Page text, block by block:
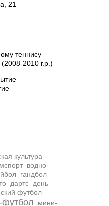
21
теннису
2010 г.р.)
культура
водно-
гандбол
дартс день
футбол
футбол
мини-